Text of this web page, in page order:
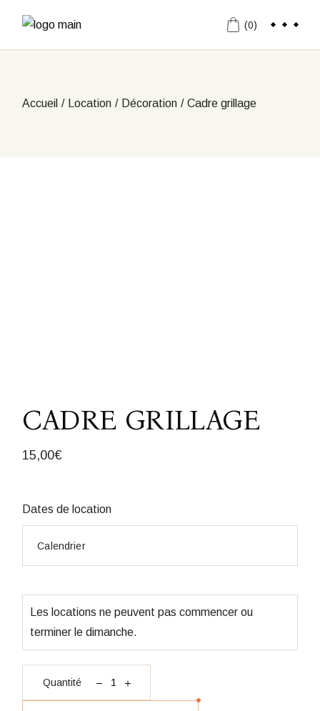
contenu
(0)
Accueil Location Décoration Cadre grillage
CADRE GRILLAGE
15,00€
Dates de location
Les locations ne peuvent pas commencer ou
terminer le dimanche.
Quantité
quantité Cadre grillage